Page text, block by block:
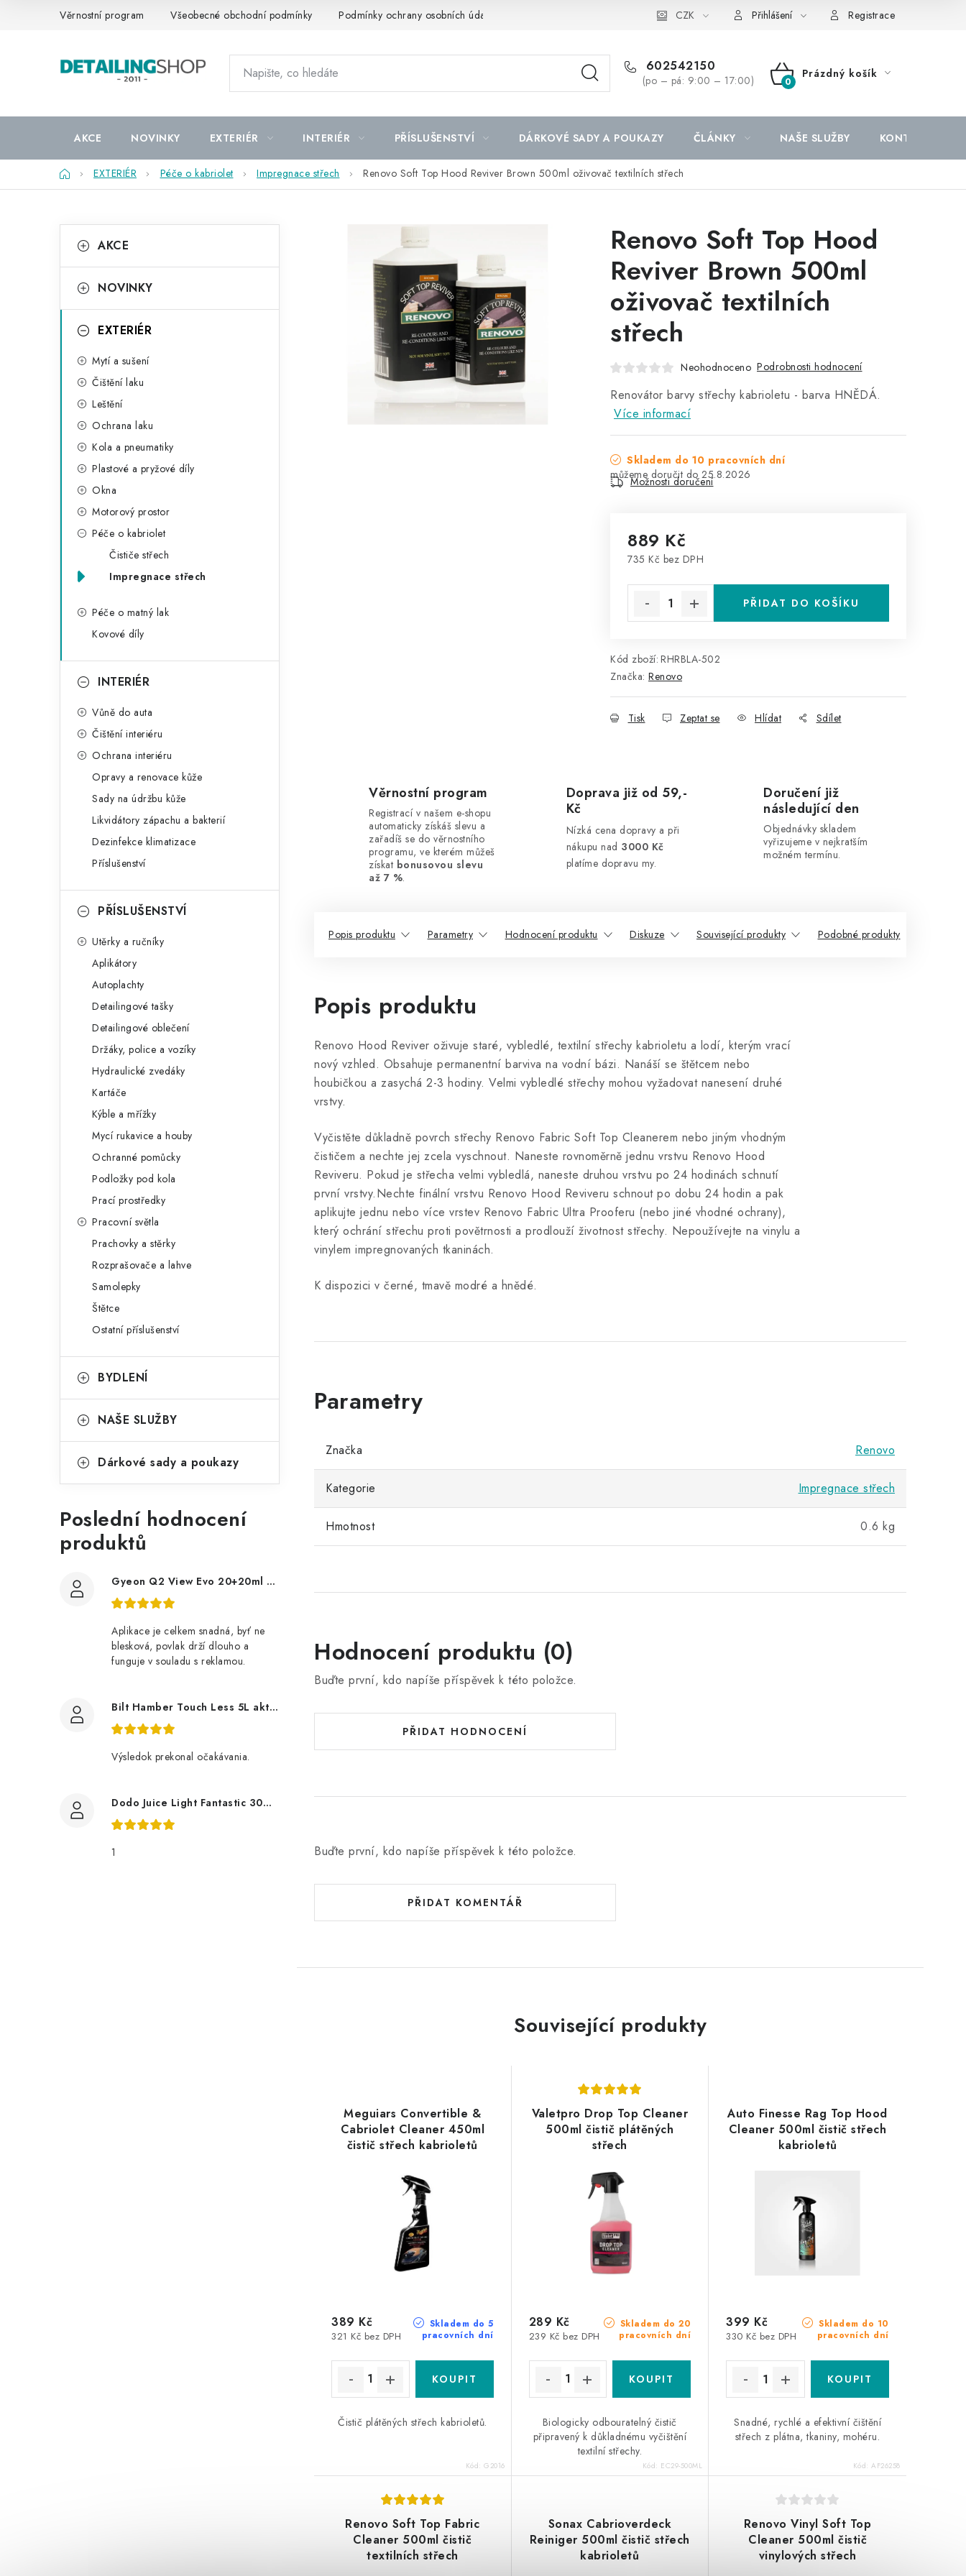
Věrnostní program Všeobecné obchodní podmínky Podmínky ochrany osobních údajů CZK Přihlášení Registrace
602542150
(po – pá: 9:00 – 17:00)
NÁKUPNÍ
Prázdný košík
AKCE NOVINKY EXTERIÉR INTERIÉR PŘÍSLUŠENSTVÍ DÁRKOVÉ SADY A POUKAZY ČLÁNKY NAŠE SLUŽBY KONTAKTY
DomůEXTERIÉR Péče o kabriolet Impregnace střech Renovo Soft Top Hood Reviver Brown 500ml oživovač textilních střech
o
t
kategorie
a
e
AKCE
NOVINKY
EXTERIÉR
Mytí a sušení
Čištění laku
Leštění
Ochrana laku
Kola a pneumatiky
Plastové a pryžové díly
Okna
Motorový prostor
Péče o kabriolet
Čističe střech
Impregnace střech
Péče o matný lak
Kovové díly
INTERIÉR
Vůně do auta
Čištění interiéru
Ochrana interiéru
Opravy a renovace kůže
Sady na údržbu kůže
Likvidátory zápachu a bakterií
Dezinfekce klimatizace
Příslušenství
PŘÍSLUŠENSTVÍ
Utěrky a ručníky
Aplikátory
Autoplachty
Detailingové tašky
Detailingové oblečení
Držáky, police a vozíky
Hydraulické zvedáky
Kartáče
Kýble a mřížky
Mycí rukavice a houby
Ochranné pomůcky
Podložky pod kola
Prací prostředky
Pracovní světla
Prachovky a stěrky
Rozprašovače a lahve
Samolepky
Štětce
Ostatní příslušenství
BYDLENÍ
NAŠE SLUŽBY
Dárkové sady a poukazy
Poslední hodnocení
produktů
Gyeon Q2 View Evo 20+20ml nanopovlak na okna
Aplikace je celkem snadná, byť ne
blesková, povlak drží dlouho a
funguje v souladu s reklamou.
Bilt Hamber Touch Less 5L aktivní pěna
Výsledok prekonal očakávania.
Dodo Juice Light Fantastic 30ml měkký vosk
1
Renovo Soft Top Hood
Reviver Brown 500ml
oživovač textilních
střech
Neohodnoceno Podrobnosti hodnocení
Renovátor barvy střechy kabrioletu - barva HNĚDÁ.
Více informací
Skladem do 10 pracovních dní
25.8.2026
Možnosti doručení
889 Kč
735 Kč bez DPH
PŘIDAT DO KOŠÍKU
Kód zboží: RHRBLA-502
Značka: Renovo
Tisk Zeptat se Hlídat Sdílet
Věrnostní program
Registrací v našem e-shopu
automaticky získáš slevu a
zařadíš se do věrnostního
programu, ve kterém můžeš
získat bonusovou slevu
až 7 %.
Doprava již od 59,-
Kč
Nízká cena dopravy a při
nákupu nad 3000 Kč
platíme dopravu my.
Doručení již
následující den
Objednávky skladem
vyřizujeme v nejkratším
možném termínu.
Popis produktu Parametry Hodnocení produktu Diskuze Související produkty Podobné produkty
Popis produktu
Renovo Hood Reviver oživuje staré, vybledlé, textilní střechy kabrioletu a lodí, kterým vrací
nový vzhled. Obsahuje permanentní barviva na vodní bázi. Nanáší se štětcem nebo
houbičkou a zasychá 2-3 hodiny. Velmi vybledlé střechy mohou vyžadovat nanesení druhé
vrstvy.
Vyčistěte důkladně povrch střechy Renovo Fabric Soft Top Cleanerem nebo jiným vhodným
čističem a nechte jej zcela vyschnout. Naneste rovnoměrně jednu vrstvu Renovo Hood
Reviveru. Pokud je střecha velmi vybledlá, naneste druhou vrstvu po 24 hodinách schnutí
první vrstvy.Nechte finální vrstvu Renovo Hood Reviveru schnout po dobu 24 hodin a pak
aplikujte jednu nebo více vrstev Renovo Fabric Ultra Prooferu (nebo jiné vhodné ochrany),
který ochrání střechu proti povětrnosti a prodlouží životnost střechy. Nepoužívejte na vinylu a
vinylem impregnovaných tkaninách.
K dispozici v černé, tmavě modré a hnědé.
Značka Renovo
Kategorie Impregnace střech
Hmotnost 0.6 kg
Hodnocení produktu (0)
Buďte první, kdo napíše příspěvek k této položce.
PŘIDAT HODNOCENÍ
Buďte první, kdo napíše příspěvek k této položce.
PŘIDAT KOMENTÁŘ
Související produkty
Meguiars Convertible &
Cabriolet Cleaner 450ml
čistič střech kabrioletů
Skladem do 5
pracovních dní
321 Kč bez DPH
389 Kč
Čistič plátěných střech kabrioletů.
Kód:G2016
Valetpro Drop Top Cleaner
500ml čistič plátěných
střech
Skladem do 20
pracovních dní
239 Kč bez DPH
289 Kč
Biologicky odbouratelný čistič
připravený k důkladnému vyčištění
textilní střechy.
Kód: EC29-500ML
Auto Finesse Rag Top Hood
Cleaner 500ml čistič střech
kabrioletů
Skladem do 10
pracovních dní
330 Kč bez DPH
399 Kč
Snadné, rychlé a efektivní čištění
střech z plátna, tkaniny, mohéru.
Kód:AF26258
Renovo Soft Top Fabric
Cleaner 500ml čistič
textilních střech
Sonax Cabrioverdeck
Reiniger 500ml čistič střech
kabrioletů
Renovo Vinyl Soft Top
Cleaner 500ml čistič
vinylových střech